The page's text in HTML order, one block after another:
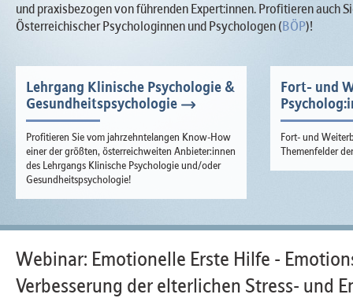
und praxisbezogen von führenden Expert:innen. Profitieren auch
Österreichischer Psychologinnen und Psychologen (BÖP)!
Lehrgang Klinische Psychologie &
Gesundheitspsychologie
Profitieren Sie vom jahrzehntelangen Know-How
einer der größten, österreichweiten Anbieter:innen
des Lehrgangs Klinische Psychologie und/oder
Gesundheitspsychologie!
Fort- und
Fort- und
Themenfelder
Webinar: Emotionelle Erste Hilfe -
Verbesserung der elterlichen Stress- und